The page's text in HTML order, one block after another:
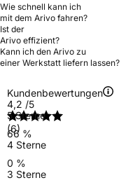
Wie schnell kann ich
mit dem Arivo fahren?
Ist der
Arivo effizient?
Kann ich den Arivo zu
einer Werkstatt liefern lassen?
Kundenbewertungen
4,2 /5
(6)
5 Sterne
66 %
4 Sterne
0 %
3 Sterne